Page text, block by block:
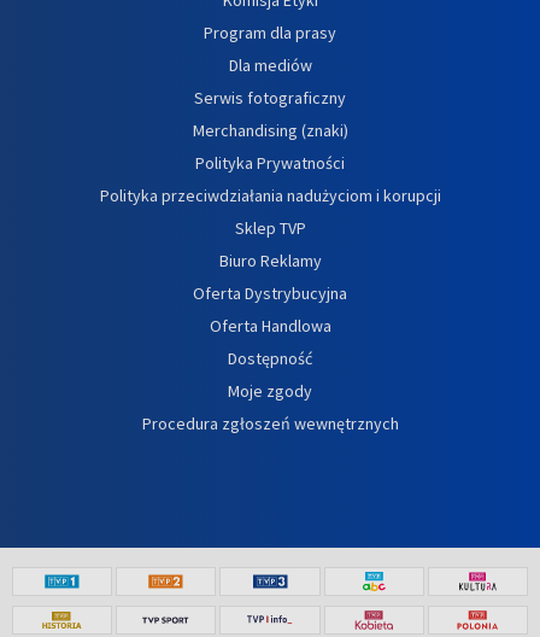
Program dla prasy
Dla mediów
Serwis fotograficzny
Merchandising (znaki)
Polityka Prywatności
Polityka przeciwdziałania nadużyciom i korupcji
Sklep TVP
Biuro Reklamy
Oferta Dystrybucyjna
Oferta Handlowa
Dostępność
Moje zgody
Procedura zgłoszeń wewnętrznych